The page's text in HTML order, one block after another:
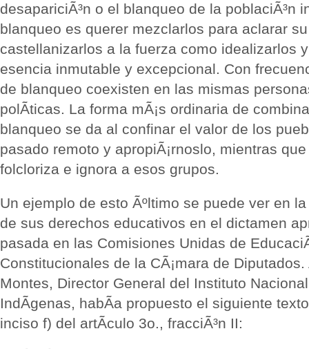
desapariciÃ³n o el blanqueo de la poblaciÃ³n
blanqueo es querer mezclarlos para aclarar
castellanizarlos a la fuerza como idealizarlos
esencia inmutable y excepcional. Con
de blanqueo coexisten en las mismas
polÃ­ticas. La forma mÃ¡s ordinaria de
blanqueo se da al confinar el valor de los
pasado remoto y apropiÃ¡rnoslo, mientras
folcloriza e ignora a esos grupos.
Un ejemplo de esto Ãºltimo se puede ver en
de sus derechos educativos en el dictamen
pasada en las Comisiones Unidas de
Constitucionales de la CÃ¡mara de
Montes, Director General del Instituto
IndÃ­genas, habÃ­a propuesto el siguiente
inciso f) del artÃ­culo 3o., fracciÃ³n II: